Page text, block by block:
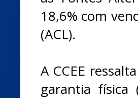
18,6% com
(ACL).
A CCEE
garantia física